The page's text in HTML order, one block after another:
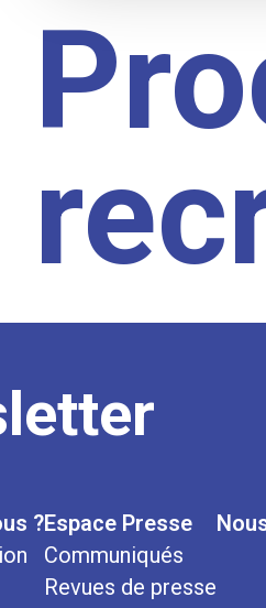
?Espace Presse
Communiqués
Revues de presse